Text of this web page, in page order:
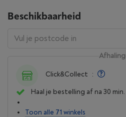
Beschikbaarheid
Afhaling
Click&Collect :
Haal je bestelling af na 30 min.
Toon alle 71 winkels